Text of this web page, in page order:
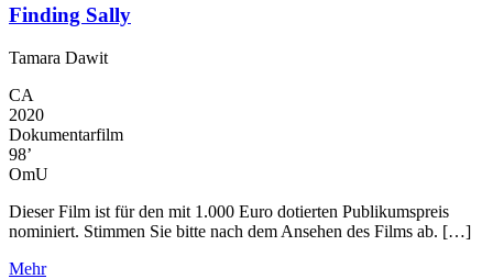
Finding Sally
Tamara Dawit
CA
2020
Dokumentarfilm
98’
OmU
Dieser Film ist für den mit 1.000 Euro dotierten Publikumspreis
nominiert. Stimmen Sie bitte nach dem Ansehen des Films ab. […]
Mehr